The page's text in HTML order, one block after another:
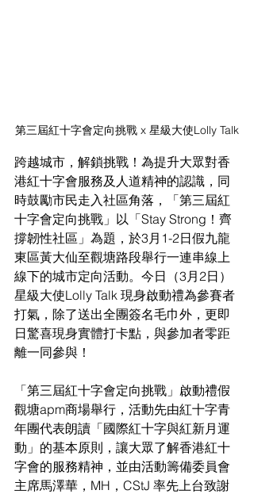
第三屆紅十字會定向挑戰 x 星級大使Lolly Talk
跨越城市，解鎖挑戰！為提升大眾對香
港紅十字會服務及人道精神的認識，同
時鼓勵市民走入社區角落，「第三屆紅
十字會定向挑戰」以「Stay Strong！齊
撐韌性社區」為題，於3月1-2日假九龍
東區黃大仙至觀塘路段舉行一連串線上
線下的城市定向活動。今日（3月2日）
星級大使Lolly Talk 現身啟動禮為參賽者
打氣，除了送出全團簽名毛巾外，更即
日驚喜現身實體打卡點，與參加者零距
離一同參與！
「第三屆紅十字會定向挑戰」 啟動禮假
觀塘apm商場舉行， 活動先由紅十字青
年團代表朗讀「國際紅十字與紅新月運
動」 的基本原則，讓大眾了解香港紅十
字會的服務精神 ，並由活動籌備委員會
主席馬澤華，MH，CStJ 率先上台致謝